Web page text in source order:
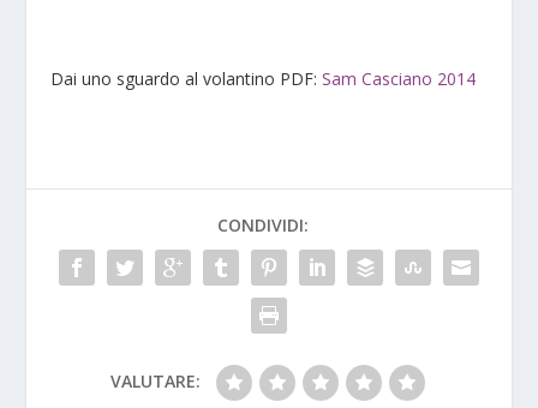
Dai uno sguardo al volantino PDF:Sam Casciano 2014
CONDIVIDI:
VALUTARE: